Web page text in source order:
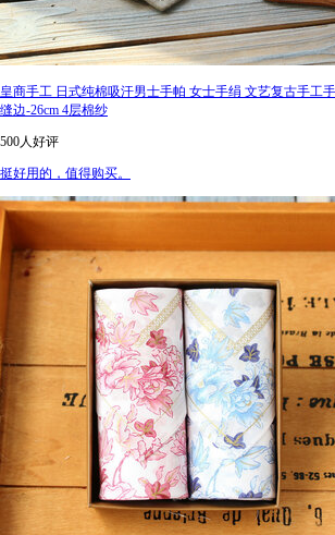
皇商手工 日式纯棉吸汗男士手帕 女士手绢 文艺复古手工
缝边-26cm 4层棉纱
500人好评
挺好用的，值得购买。